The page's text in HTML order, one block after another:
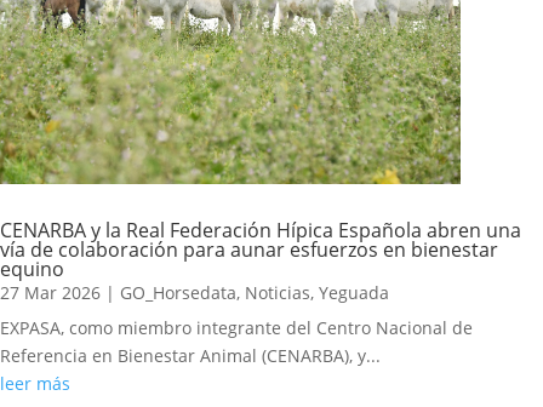
CENARBA y la Real Federación Hípica Española abren una
vía de colaboración para aunar esfuerzos en bienestar
equino
27 Mar 2026 | GO_Horsedata, Noticias, Yeguada
EXPASA, como miembro integrante del Centro Nacional de
Referencia en Bienestar Animal (CENARBA), y...
leer más